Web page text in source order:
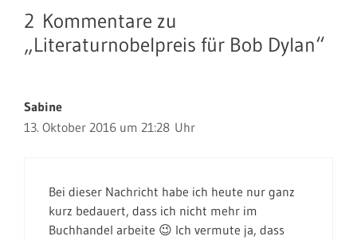
2 Kommentare zu
„Literaturnobelpreis für Bob Dylan“
Sabine
13. Oktober 2016 um 21:28 Uhr
Bei dieser Nachricht habe ich heute nur ganz
kurz bedauert, dass ich nicht mehr im
Buchhandel arbeite 😉 Ich vermute ja, dass